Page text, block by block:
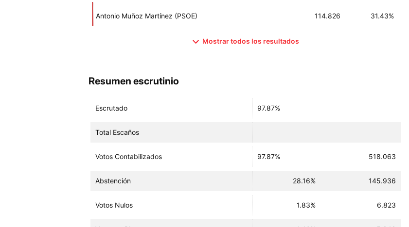
Antonio Muñoz Martínez (PSOE) 114.826 31.43%
Mostrar todos los resultados
Resumen escrutinio
Escrutado 97.87%
Total Escaños
Votos Contabilizados 97.87% 518.063
Abstención 28.16% 145.936
Votos Nulos 1.83% 6.823